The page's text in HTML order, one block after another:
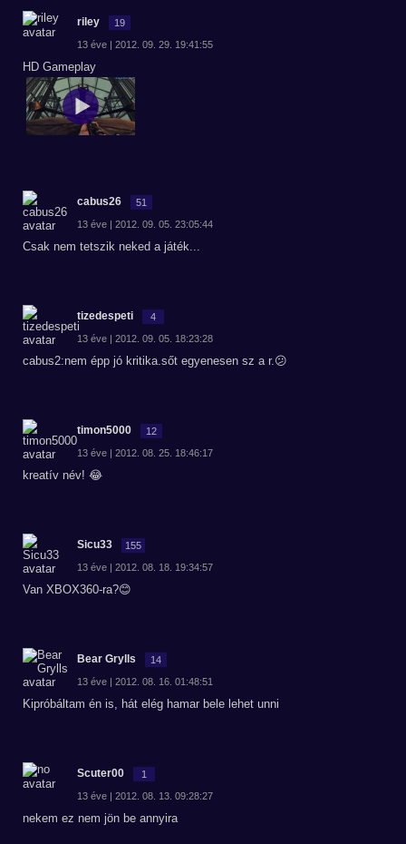
riley 19
13 éve | 2012. 09. 29. 19:41:55
HD Gameplay
cabus26 51
13 éve | 2012. 09. 05. 23:05:44
Csak nem tetszik neked a játék...
tizedespeti 4
13 éve | 2012. 09. 05. 18:23:28
cabus2:nem épp jó kritika.sőt egyenesen sz a r.😕
timon5000 12
13 éve | 2012. 08. 25. 18:46:17
kreatív név! 😂
Sicu33 155
13 éve | 2012. 08. 18. 19:34:57
Van XBOX360-ra?😊
Bear Grylls 14
13 éve | 2012. 08. 16. 01:48:51
Kipróbáltam én is, hát elég hamar bele lehet unni
Scuter00 1
13 éve | 2012. 08. 13. 09:28:27
nekem ez nem jön be annyira